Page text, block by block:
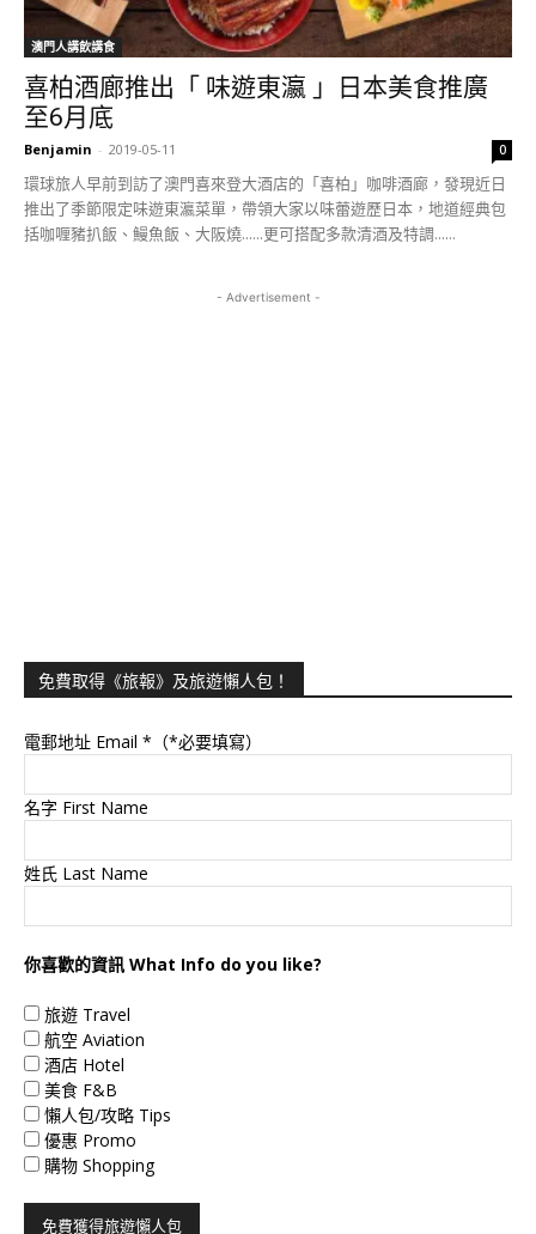
澳門人講飲講食
喜柏酒廊推出「 味遊東瀛 」日本美食推廣
至6月底
Benjamin - 2019-05-11 0
環球旅人早前到訪了澳門喜來登大酒店的「喜柏」咖啡酒廊，發現近日
推出了季節限定味遊東瀛菜單，帶領大家以味蕾遊歷日本，地道經典包
括咖喱豬扒飯、鰻魚飯、大阪燒......更可搭配多款清酒及特調......
- Advertisement -
免費取得《旅報》及旅遊懶人包！
電郵地址 Email *（*必要填寫）
名字 First Name
姓氏 Last Name
你喜歡的資訊 What Info do you like?
旅遊 Travel
航空 Aviation
酒店 Hotel
美食 F&B
懶人包/攻略 Tips
優惠 Promo
購物 Shopping